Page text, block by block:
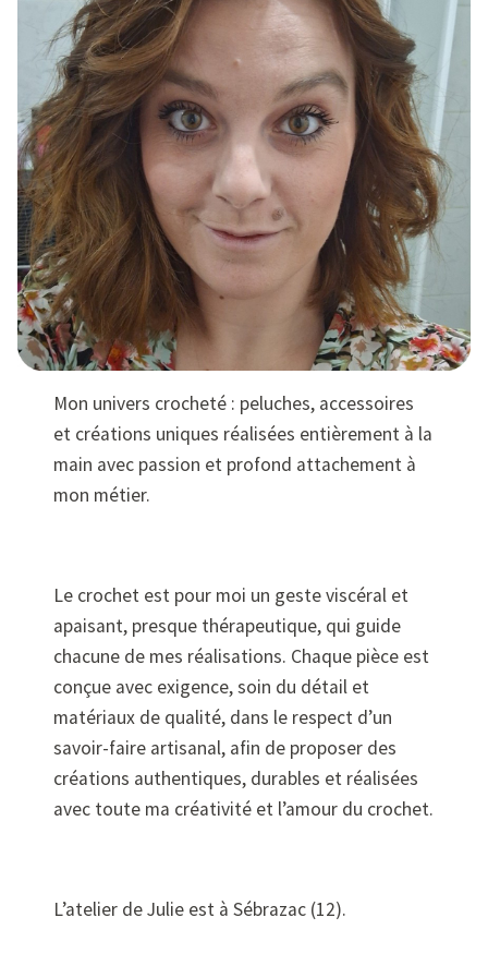
Mon univers crocheté : peluches, accessoires
et créations uniques réalisées entièrement à la
main avec passion et profond attachement à
mon métier.
Le crochet est pour moi un geste viscéral et
apaisant, presque thérapeutique, qui guide
chacune de mes réalisations. Chaque pièce est
conçue avec exigence, soin du détail et
matériaux de qualité, dans le respect d’un
savoir-faire artisanal, afin de proposer des
créations authentiques, durables et réalisées
avec toute ma créativité et l’amour du crochet.
L’atelier de Julie est à Sébrazac (12).